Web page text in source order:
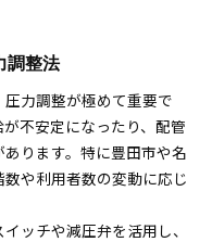
調整法
力調整が極めて重要で
不安定になったり、配管
ります。特に豊田市や名
や利用者数の変動に応じ
ッチや減圧弁を活用し、